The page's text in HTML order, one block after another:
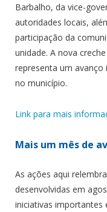
Barbalho, da vice-
autoridades locais,
participação da
unidade. A nova
representa um
no município.
Link para mais
Mais um mês de
As ações aqui
desenvolvidas em
iniciativas importantes